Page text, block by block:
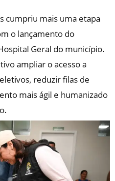
cumpriu mais uma etapa
o lançamento do
Geral do município.
ampliar o acesso a
reduzir filas de
mais ágil e humanizado